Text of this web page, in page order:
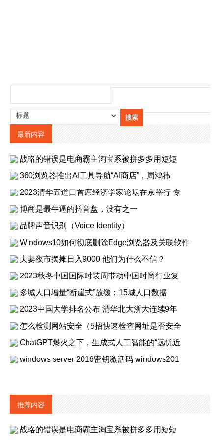
最新内容
战略的错误是电商霸主淘宝系被拼多多用短短
360浏览器推出AI工具导航“AI商店”，周鸿祎
2023清华五道口首席经济学家论坛在京举行 专
博商是最牛逼的抖音盘，没有之一
品牌声音识别（Voice Identity）
Windows10如何彻底删除Edge浏览器及关联软件
夫妻夜市摆摊日入9000 他们为什么不信？
2023秋冬中国国际时装周带动中国时尚行业复
多城人口增量“断崖式”放缓：15城人口数据
2023中国大学排名公布 清华北大浙大连续9年
怎么检测网站安全（5招快速检查网址是否安全
ChatGPT爆火之下，生成式人工智能的“远忧近
windows server 2016密钥激活码 windows201
推荐内容
战略的错误是电商霸主淘宝系被拼多多用短短